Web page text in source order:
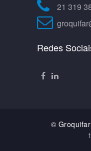
21 319
Redes
©